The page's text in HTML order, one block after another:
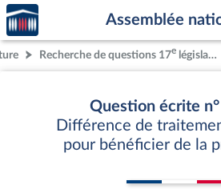
Aller au contenu
Aller en bas de la page
Accèder
à la
page
d'accueil
Assemblée
Recherche de questions 17e législature
Question écrite
Différence de
pour bénéficier de la